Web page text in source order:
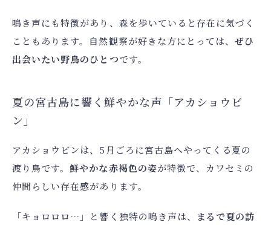
鳴き声にも特徴があり、森を歩いていると存在に気づく
こともあります。自然観察が好きな方にとっては、ぜひ
出会いたい野鳥のひとつです。
夏の宮古島に響く鮮やかな声「アカショウビ
ン」
アカショウビンは、5月ごろに宮古島へやってくる夏の
渡り鳥です。鮮やかな赤褐色の姿が特徴で、カワセミの
仲間らしい存在感があります。
「キョロロロ…」と響く独特の鳴き声は、 まるで夏の訪